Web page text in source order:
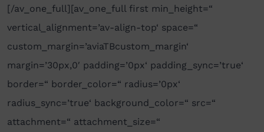
[/av_one_full][av_one_full first min_height=“
vertical_alignment=’av-align-top‘ space=“
custom_margin=’aviaTBcustom_margin‘
margin=’30px,0′ padding=’0px‘ padding_sync=’true‘
border=“ border_color=“ radius=’0px‘
radius_sync=’true‘ background_color=“ src=“
attachment=“ attachment_size=“